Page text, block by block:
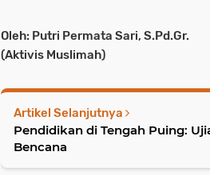
Oleh: Putri Permata Sari, S.Pd.Gr.
(Aktivis Muslimah)
Artikel Selanjutnya
Pendidikan di Tengah Puing:
Bencana